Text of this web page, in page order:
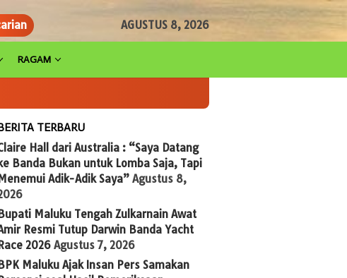
AGUSTUS 8, 2026
RAGAM
TERBARU
Hall dari Australia : “Saya Datang
ke Banda Bukan untuk Lomba Saja, Tapi
Adik-Adik Saya” Agustus 8,
Maluku Tengah Zulkarnain Awat
Resmi Tutup Darwin Banda Yacht
2026 Agustus 7, 2026
Maluku Ajak Insan Pers Samakan